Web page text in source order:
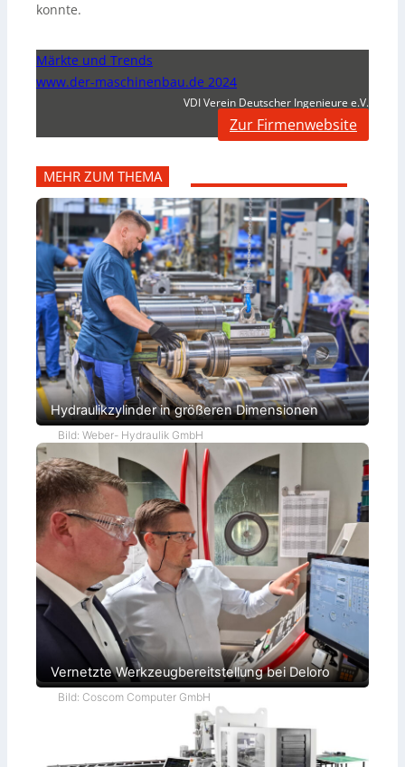
konnte.
Märkte und Trends
www.der-maschinenbau.de 2024
VDI Verein Deutscher Ingenieure e.V.
Zur Firmenwebsite
MEHR ZUM THEMA
Hydraulikzylinder in größeren Dimensionen
Bild: Weber- Hydraulik GmbH
Vernetzte Werkzeugbereitstellung bei Deloro
Bild: Coscom Computer GmbH